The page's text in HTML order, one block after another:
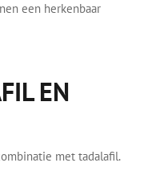
een herkenbaar
EN
met tadalafil.